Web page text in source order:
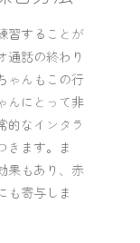
習することが
通話の終わり
ゃんもこの行
んにとって非
的なインタラ
きます。ま
果もあり、赤
も寄与しま